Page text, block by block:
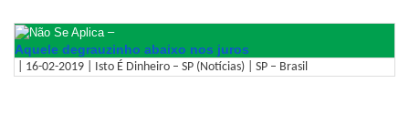
–
Aquele degrauzinho abaixo nos juros
| 16-02-2019 | Isto É Dinheiro – SP (Notícias) | SP – Brasil